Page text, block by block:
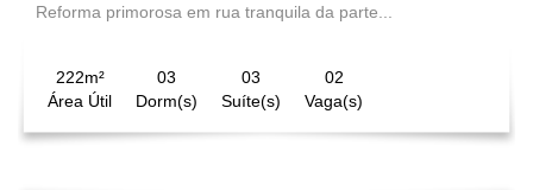
Reforma primorosa em rua tranquila da parte...
222m²
Área Útil
03
Dorm(s)
03
Suíte(s)
02
Vaga(s)